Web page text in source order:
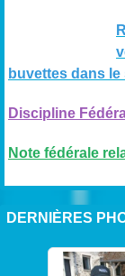
buvettes dans
Discipline
Note fédérale
DERNIÈRES